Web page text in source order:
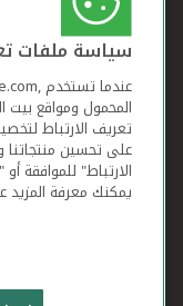
بيت التمويل
شروط وأحكام
سياسة ملفات
المحمول ومواقع بيت
تعريف الارتباط
على تحسين
الارتباط" للموافقة
يمكنك معرفة المزيد